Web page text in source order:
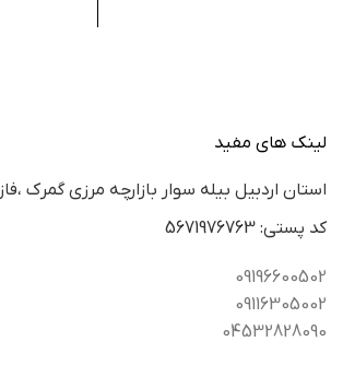
لینک های مفید
استان اردبيل بيله سوار بازارچه مرزي گمرك ،فاز ١ ،غرفه ٦٤
كد پستي: 5671976763
09196600502
09116305002
04532828090